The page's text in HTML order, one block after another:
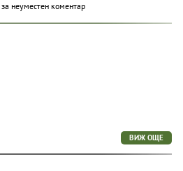
неуместен коментар
ВИЖ ОЩЕ